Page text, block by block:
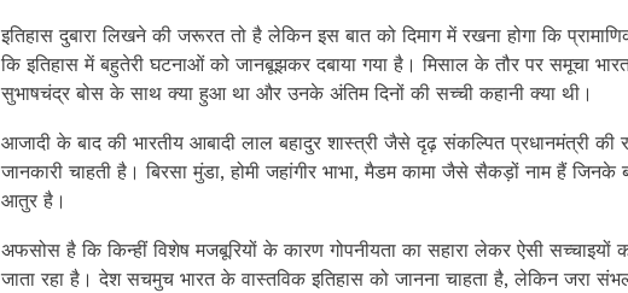
इतिहास दुबारा लिखने की जरूरत तो है लेकिन इस बात को दिमाग में रखना होगा कि
कि इतिहास में बहुतेरी घटनाओं को जानबूझकर दबाया गया है। मिसाल के तौर पर समूचा
सुभाषचंद्र बोस के साथ क्या हुआ था और उनके अंतिम दिनों की सच्ची कहानी क्या थी।
आजादी के बाद की भारतीय आबादी लाल बहादुर शास्त्री जैसे दृढ़ संकल्पित प्रधानमंत्री की
जानकारी चाहती है। बिरसा मुंडा, होमी जहांगीर भाभा, मैडम कामा जैसे सैकड़ों नाम हैं जिनके
आतुर है।
अफसोस है कि किन्हीं विशेष मजबूरियों के कारण गोपनीयता का सहारा लेकर ऐसी सच्चाइयों
जाता रहा है। देश सचमुच भारत के वास्तविक इतिहास को जानना चाहता है, लेकिन जरा